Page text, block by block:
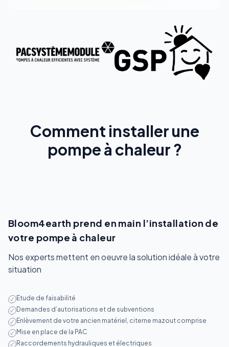
Comment installer une
pompe à chaleur ?
Bloom4earth prend en main l’installation de
votre pompe à chaleur
Nos experts mettent en oeuvre la solution idéale à votre
situation
Etude de faisabilité
Demandes d’autorisations et de subventions
Enlèvement de votre ancien matériel, citerne mazout comprise
Mise en place de la PAC
Raccordements hydrauliques et électriques